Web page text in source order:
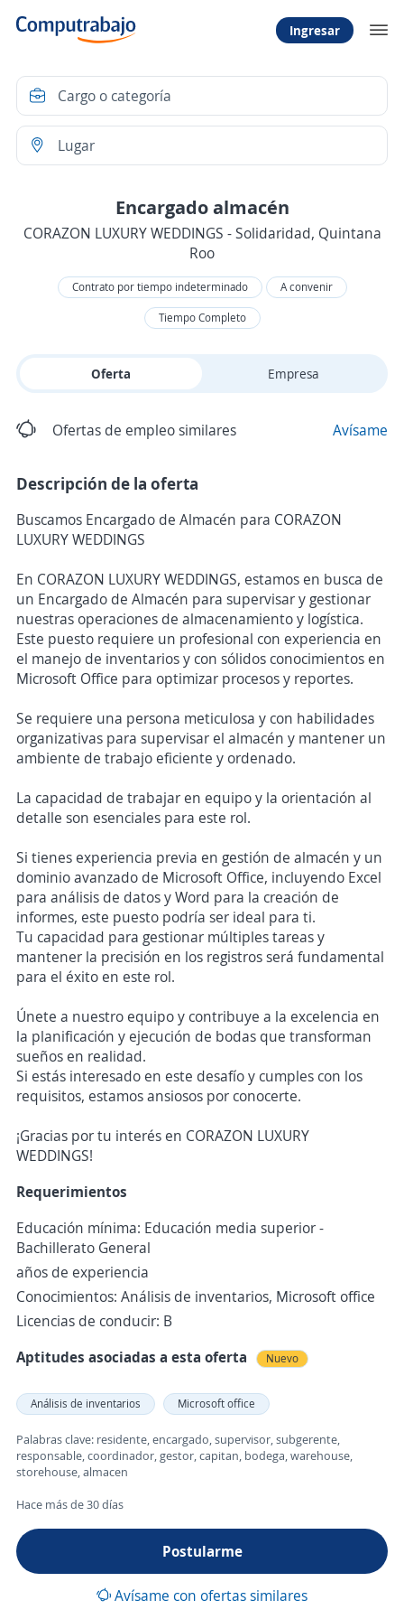
Ingresar
Encargado almacén
CORAZON LUXURY WEDDINGS - Solidaridad, Quintana
Roo
Contrato por tiempo indeterminado
A convenir
Tiempo Completo
Oferta Empresa
Ofertas de empleo similares Avísame
Descripción de la oferta
Buscamos Encargado de Almacén para CORAZON
LUXURY WEDDINGS
En CORAZON LUXURY WEDDINGS, estamos en busca de
un Encargado de Almacén para supervisar y gestionar
nuestras operaciones de almacenamiento y logística.
Este puesto requiere un profesional con experiencia en
el manejo de inventarios y con sólidos conocimientos en
Microsoft Office para optimizar procesos y reportes.
Se requiere una persona meticulosa y con habilidades
organizativas para supervisar el almacén y mantener un
ambiente de trabajo eficiente y ordenado.
La capacidad de trabajar en equipo y la orientación al
detalle son esenciales para este rol.
Si tienes experiencia previa en gestión de almacén y un
dominio avanzado de Microsoft Office, incluyendo Excel
para análisis de datos y Word para la creación de
informes, este puesto podría ser ideal para ti.
Tu capacidad para gestionar múltiples tareas y
mantener la precisión en los registros será fundamental
para el éxito en este rol.
Únete a nuestro equipo y contribuye a la excelencia en
la planificación y ejecución de bodas que transforman
sueños en realidad.
Si estás interesado en este desafío y cumples con los
requisitos, estamos ansiosos por conocerte.
¡Gracias por tu interés en CORAZON LUXURY
WEDDINGS!
Requerimientos
Educación mínima: Educación media superior -
Bachillerato General
años de experiencia
Conocimientos: Análisis de inventarios, Microsoft office
Licencias de conducir: B
Aptitudes asociadas a esta oferta
Nuevo
Análisis de inventarios Microsoft office
Palabras clave: residente, encargado, supervisor, subgerente,
responsable, coordinador, gestor, capitan, bodega, warehouse,
storehouse, almacen
Hace más de 30 días
Postularme
Avísame con ofertas similares